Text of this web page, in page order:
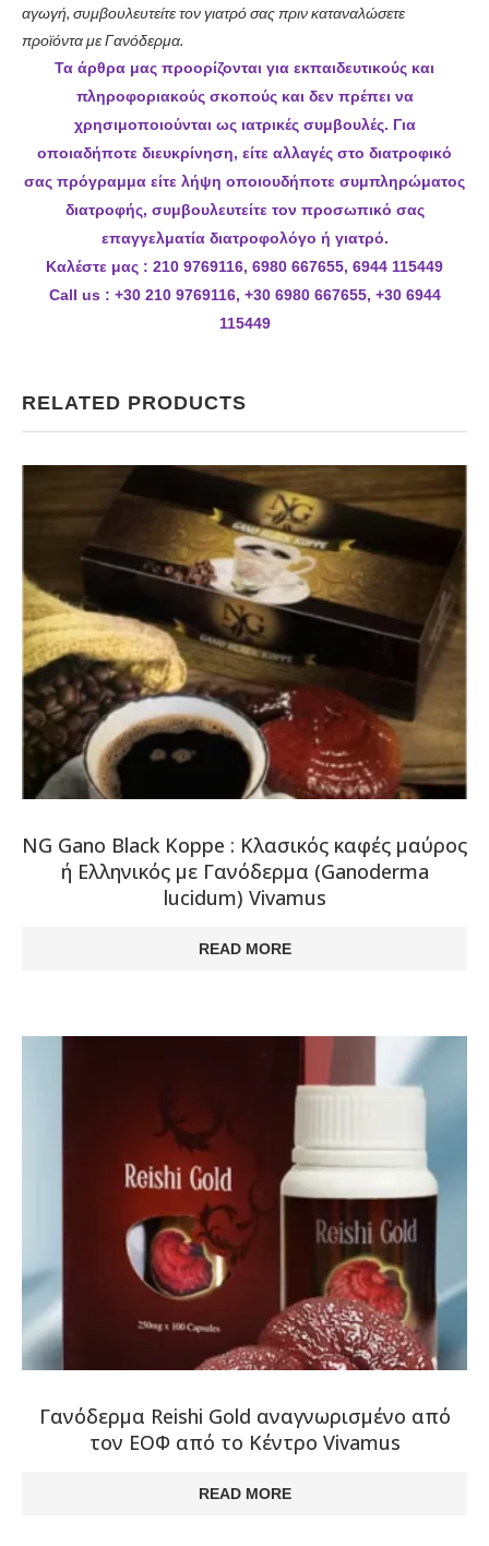
αγωγή, συμβουλευτείτε τον γιατρό σας πριν καταναλώσετε
προϊόντα με Γανόδερμα.
Τα άρθρα μας προορίζονται για εκπαιδευτικούς και
πληροφοριακούς σκοπούς και δεν πρέπει να
χρησιμοποιούνται ως ιατρικές συμβουλές. Για
οποιαδήποτε διευκρίνηση, είτε αλλαγές στο διατροφικό
σας πρόγραμμα είτε λήψη οποιουδήποτε συμπληρώματος
διατροφής, συμβουλευτείτε τον προσωπικό σας
επαγγελματία διατροφολόγο ή γιατρό.
Καλέστε μας : 210 9769116, 6980 667655, 6944 115449
Call us : +30 210 9769116, +30 6980 667655, +30 6944
115449
RELATED PRODUCTS
NG Gano Black Koppe : Κλασικός καφές μαύρος
ή Ελληνικός με Γανόδερμα (Ganoderma
lucidum) Vivamus
READ MORE
Γανόδερμα Reishi Gold αναγνωρισμένο από
τον ΕΟΦ από το Κέντρο Vivamus
READ MORE